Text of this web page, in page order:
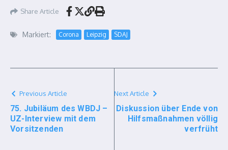
Share Article
Markiert: Corona Leipzig SDAJ
Previous Article
75. Jubiläum des WBDJ –
UZ-Interview mit dem
Vorsitzenden
Next Article
Diskussion über Ende von
Hilfsmaßnahmen völlig
verfrüht